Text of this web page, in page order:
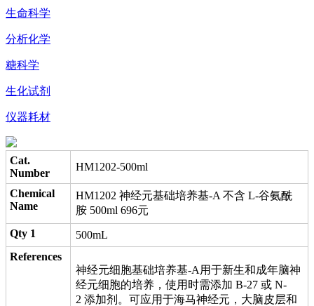
生命科学
分析化学
糖科学
生化试剂
仪器耗材
Cat.
Number
HM1202-500ml
Chemical
Name
HM1202 神经元基础培养基-A 不含 L-谷氨酰
胺 500ml 696元
Qty 1
500mL
References
神经元细胞基础培养基-A用于新生和成年脑神
经元细胞的培养，使用时需添加 B-27 或 N-
2 添加剂。可应用于海马神经元，大脑皮层和